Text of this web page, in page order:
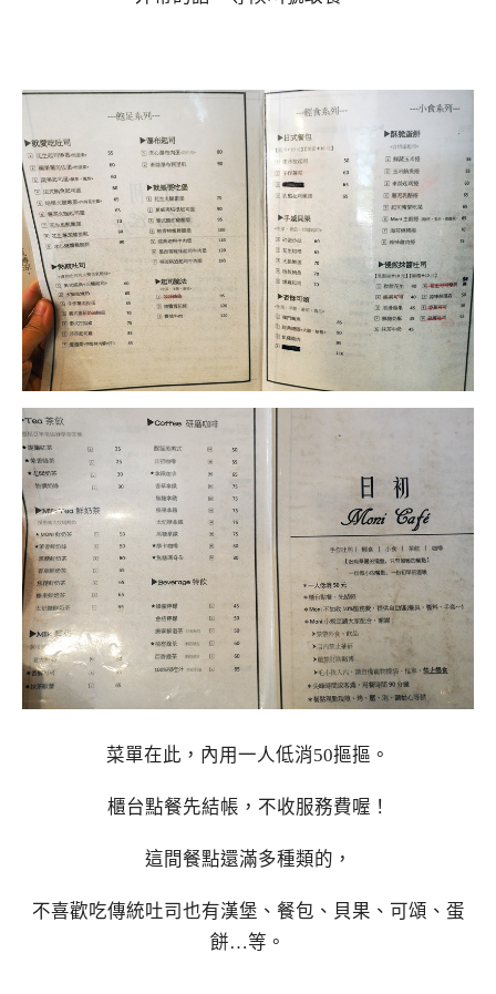
菜單在此，內用一人低消50摳摳。
櫃台點餐先結帳，不收服務費喔！
這間餐點還滿多種類的，
不喜歡吃傳統吐司也有漢堡、餐包、貝果、可頌、蛋
餅…等。